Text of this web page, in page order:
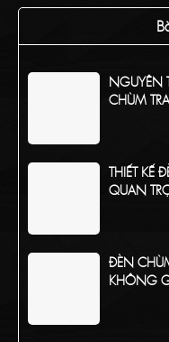
ĐÈN
NGUYÊN
CHÙM
THIẾT KẾ
QUAN
ĐÈN
KHÔNG